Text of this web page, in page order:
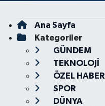
Ana Sayfa
Kategoriler
GÜNDEM
TEKNOLOJİ
ÖZEL HABER
SPOR
DÜNYA